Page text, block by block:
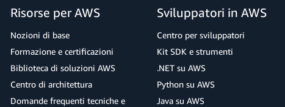
Risorse per AWS
Nozioni di base
Formazione e certificazioni
Biblioteca di soluzioni AWS
Centro di architettura
Domande frequenti tecniche e
Sviluppatori in AWS
Centro per sviluppatori
Kit SDK e strumenti
.NET su AWS
Python su AWS
Java su AWS